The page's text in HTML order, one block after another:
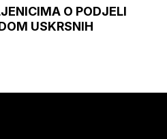
O PODJELI
USKRSNIH